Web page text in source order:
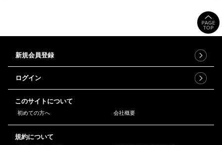
新規会員登録
ログイン
このサイトについて
初めての方へ 会社概要
規約について